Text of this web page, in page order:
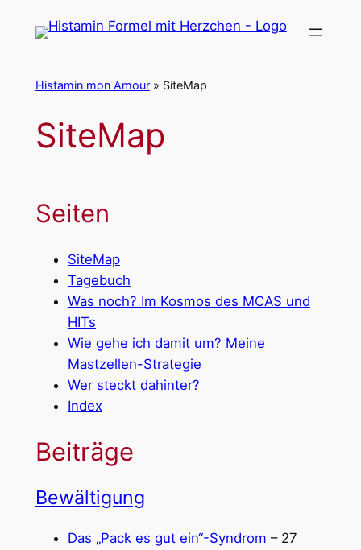
Inhalt
Histamin mon Amour» SiteMap
SiteMap
Seiten
SiteMap
Tagebuch
Was noch? Im Kosmos des MCAS und
HITs
Wie gehe ich damit um? Meine
Mastzellen-Strategie
Wer steckt dahinter?
Index
Beiträge
Bewältigung
Das „Pack es gut ein“-Syndrom – 27